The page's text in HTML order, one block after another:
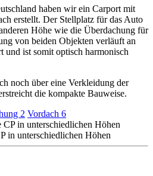
haben wir ein Carport mit
erstellt. Der Stellplatz für das Auto
Höhe wie die Überdachung für
von beiden Objekten verläuft an
und ist somit optisch harmonisch
noch über eine Verkleidung der
die kompakte Bauweise.
2 Vordach 6
in unterschiedlichen Höhen